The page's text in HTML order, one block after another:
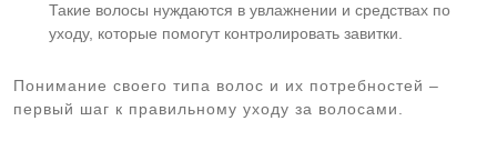
Такие волосы нуждаются в увлажнении и средствах по
уходу, которые помогут контролировать завитки.
Понимание своего типа волос и их потребностей –
первый шаг к правильному уходу за волосами.